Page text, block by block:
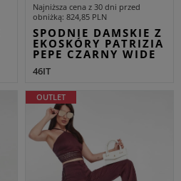
Najniższa cena z 30 dni przed
obniżką 824,85 PLN
SPODNIE DAMSKIE Z
EKOSKÓRY PATRIZIA
PEPE CZARNY WIDE
46IT
OUTLET